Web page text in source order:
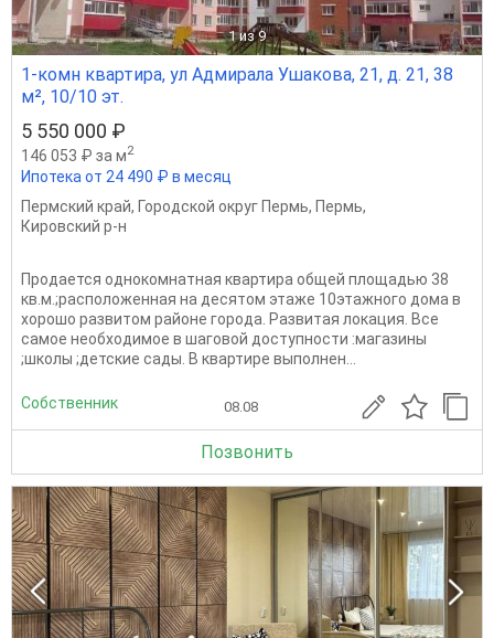
1 из 9
1-комн квартира, ул Адмирала Ушакова, 21, д. 21, 38
м², 10/10 эт.
5 550 000 ₽
146 053 ₽ за м2
Ипотека от 24 490 ₽ в месяц
Пермский край, Городской округ Пермь, Пермь,
Кировский р-н
Продается однокомнатная квартира общей площадью 38
кв.м.;расположенная на десятом этаже 10этажного дома в
хорошо развитом районе города. Развитая локация. Все
самое необходимое в шаговой доступности :магазины
;школы ;детские сады. В квартире выполнен...
Собственник 08.08
Позвонить